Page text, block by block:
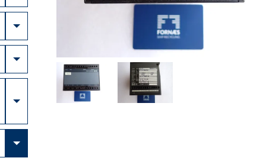
Toggle Dropdown
Toggle Dropdown
Toggle Dropdown
Toggle Dropdown